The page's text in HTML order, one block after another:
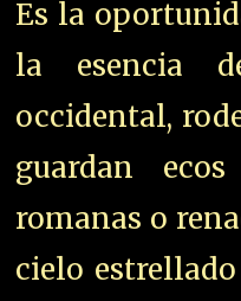
Es la
la esencia
occidental,
guardan
romanas o
cielo